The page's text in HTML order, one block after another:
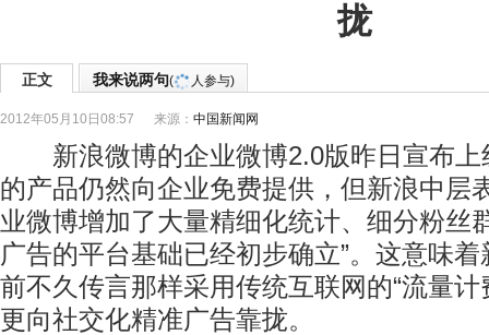
拢
正文 我来说两句( 人参与)
2012年05月10日08:57 来源： 中国新闻网
新浪微博的企业微博2.0版昨日宣布上
的产品仍然向企业免费提供，但新浪中层
业微博增加了大量精细化统计、细分粉丝
广告的平台基础已经初步确立”。这意味
前不久传言那样采用传统互联网的“流量计
更向社交化精准广告靠拢。